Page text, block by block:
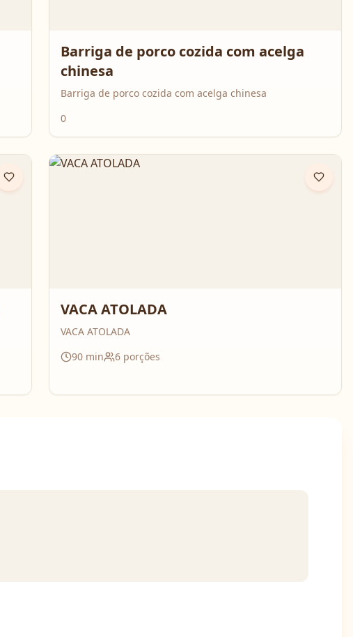
Barriga de porco cozida com acelga
chinesa
Barriga de porco cozida com acelga chinesa
0
VACA ATOLADA
VACA ATOLADA
90min 6porções